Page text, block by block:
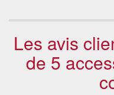
Les avis
de 5